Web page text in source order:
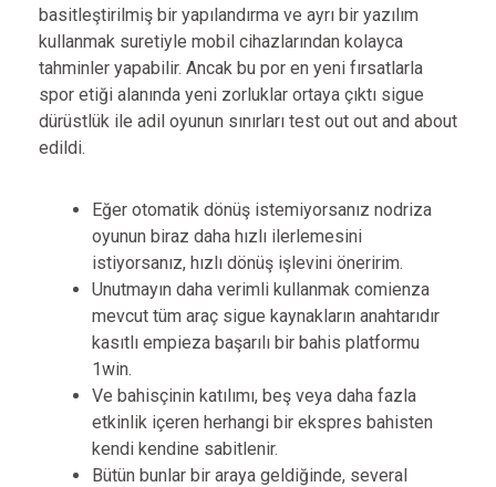
basitleştirilmiş bir yapılandırma ve ayrı bir yazılım
kullanmak suretiyle mobil cihazlarından kolayca
tahminler yapabilir. Ancak bu por en yeni fırsatlarla
spor etiği alanında yeni zorluklar ortaya çıktı sigue
dürüstlük ile adil oyunun sınırları test out out and about
edildi.
Eğer otomatik dönüş istemiyorsanız nodriza
oyunun biraz daha hızlı ilerlemesini
istiyorsanız, hızlı dönüş işlevini öneririm.
Unutmayın daha verimli kullanmak comienza
mevcut tüm araç sigue kaynakların anahtarıdır
kasıtlı empieza başarılı bir bahis platformu
1win.
Ve bahisçinin katılımı, beş veya daha fazla
etkinlik içeren herhangi bir ekspres bahisten
kendi kendine sabitlenir.
Bütün bunlar bir araya geldiğinde, several